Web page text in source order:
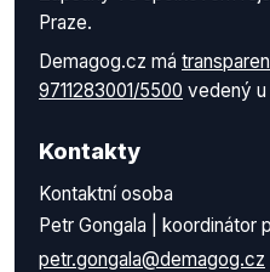
Praze.
Demagog.cz má
9711283001/5500 vedený u
Kontakty
Kontaktní osoba
Petr Gongala | koordinátor
petr.gongala@demagog.cz